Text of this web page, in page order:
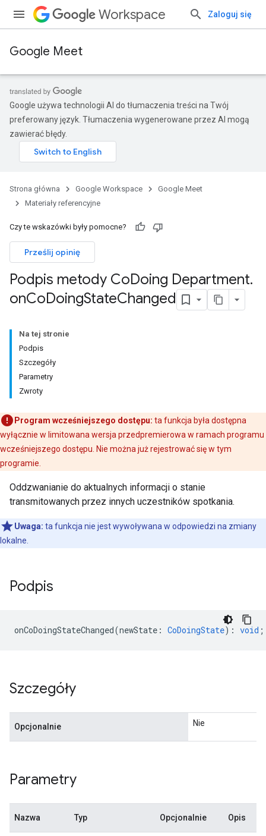
Workspace Zaloguj się
Google Meet
Google używa technologii AI do tłumaczenia treści na Twój
preferowany język. Tłumaczenia wygenerowane przez AI mogą
zawierać błędy.
Strona główna Google Workspace
Google Meet
Materiały referencyjne
Czy te wskazówki były pomocne?
Prześlij opinię
Podpis metody CoDoing Department.
onCoDoingStateChanged
Na tej stronie
Podpis
Szczegóły
Parametry
Zwroty
Program wcześniejszego dostępu: ta funkcja była dostępna
wyłącznie w limitowana wersja przedpremierowa w ramach programu
wcześniejszego dostępu. Nie można już rejestrować się w tym
programie.
Oddzwanianie do aktualnych informacji o stanie
transmitowanych przez innych uczestników spotkania.
Uwaga: ta funkcja nie jest wywoływana w odpowiedzi na zmiany
lokalne.
Podpis
onCoDoingStateChanged(newState : CoDoingState) : void ;
Szczegóły
Opcjonalnie Nie
Parametry
Nazwa Typ Opcjonalnie Opis